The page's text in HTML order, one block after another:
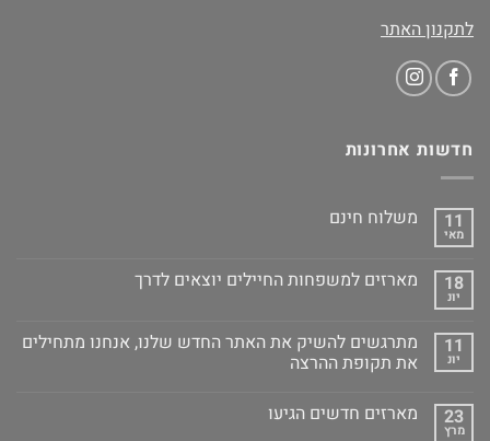
לתקנון האתר
חדשות אחרונות
11
מאי
משלוח חינם
18
יונ
מארזים למשפחות החיילים יוצאים לדרך
11
יונ
מתרגשים להשיק את האתר החדש שלנו, אנחנו מתחילים
את תקופת ההרצה
23
מרץ
מארזים חדשים הגיעו